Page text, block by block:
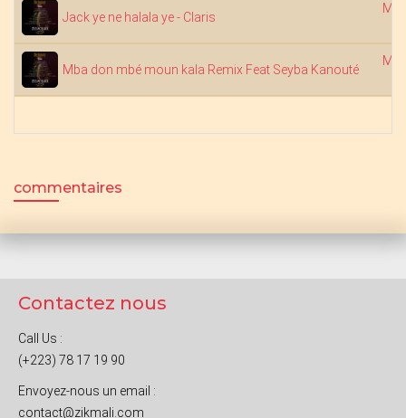
Jack ye ne halala ye - Claris
Mba don mbé moun kala Remix Feat Seyba Kanouté
commentaires
Contactez nous
Call Us :
(+223) 78 17 19 90
Envoyez-nous un email :
contact@zikmali.com